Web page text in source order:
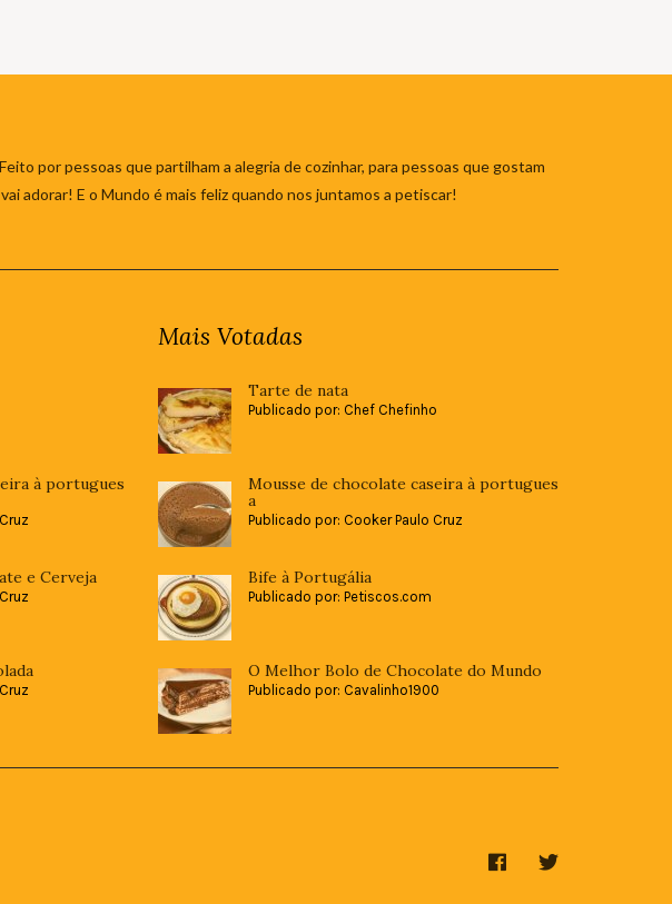
por pessoas que partilham a alegria de cozinhar, para pessoas que gostam
adorar! E o Mundo é mais feliz quando nos juntamos a petiscar!
à portugues
e Cerveja
Mais Votadas
Tarte de nata
Publicado por: Chef Chefinho
Mousse de chocolate caseira à portugues
a
Publicado por: Cooker Paulo Cruz
Bife à Portugália
Publicado por: Petiscos.com
O Melhor Bolo de Chocolate do Mundo
Publicado por: Cavalinho1900